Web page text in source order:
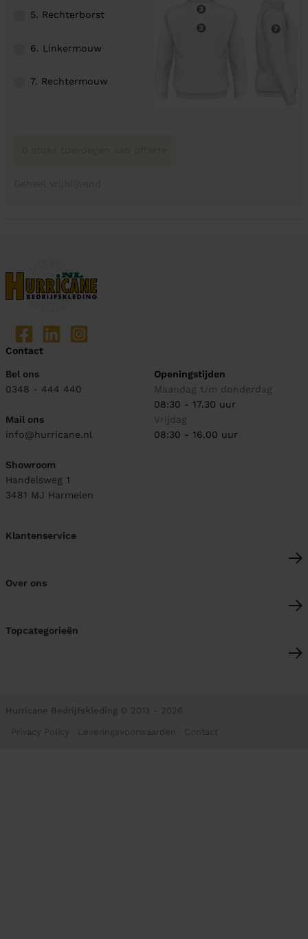
5. Rechterborst
6. Linkermouw
7. Rechtermouw
Contact
Bel ons
0348 - 444 440
Mail ons
info@hurricane.nl
Showroom
Handelsweg 1
3481 MJ Harmelen
Openingstijden
Maandag t/m donderdag
08:30 - 17.30 uur
Vrijdag
08:30 - 16.00 uur
Klantenservice
Over ons
Topcategorieën
Hurricane Bedrijfskleding © 2013 - 2026
Privacy Policy Leveringsvoorwaarden Contact